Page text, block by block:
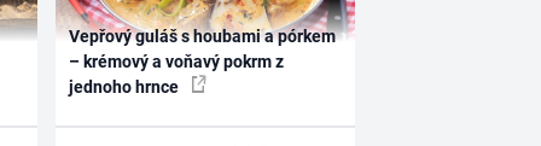
Vepřový guláš s houbami a pórkem
– krémový a voňavý pokrm z
jednoho hrnce